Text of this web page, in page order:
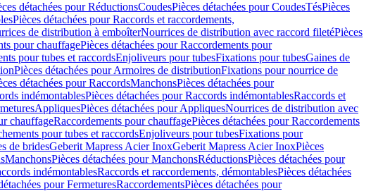
détachées pour RéductionsCoudesPièces détachées pour CoudesTésPièces
Pièces détachées pour Raccords et raccordements,
de distribution à emboîterNourrices de distribution avec raccord filetéPièces
pour chauffagePièces détachées pour Raccordements pour
pour tubes et raccordsEnjoliveurs pour tubesFixations pour tubesGaines de
Pièces détachées pour Armoires de distributionFixations pour nourrice de
détachées pour RaccordsManchonsPièces détachées pour
indémontablesPièces détachées pour Raccords indémontablesRaccords et
AppliquesPièces détachées pour AppliquesNourrices de distribution avec
chauffageRaccordements pour chauffagePièces détachées pour Raccordements
pour tubes et raccordsEnjoliveurs pour tubesFixations pour
de bridesGeberit Mapress Acier InoxGeberit Mapress Acier InoxPièces
ManchonsPièces détachées pour ManchonsRéductionsPièces détachées pour
indémontablesRaccords et raccordements, démontablesPièces détachées
pour FermeturesRaccordementsPièces détachées pour